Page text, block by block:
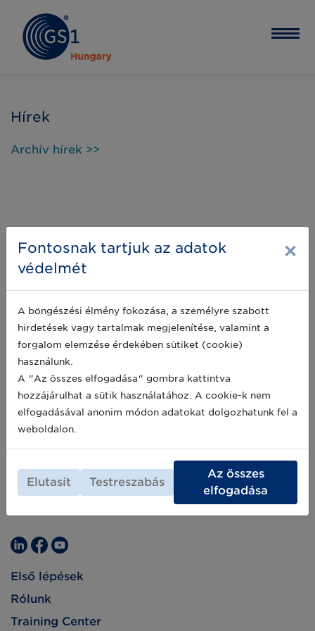
Hírek
Archív hírek >>
Első lépések
Rólunk
Training Center
Fontosnak tartjuk az adatok
védelmét
×
A böngészési élmény fokozása, a személyre szabott
hirdetések vagy tartalmak megjelenítése, valamint a
forgalom elemzése érdekében sütiket (cookie)
használunk.
A "Az összes elfogadása" gombra kattintva
hozzájárulhat a sütik használatához. A cookie-k nem
elfogadásával anonim módon adatokat dolgozhatunk fel a
weboldalon.
Elutasít Testreszabás
Az összes
elfogadása